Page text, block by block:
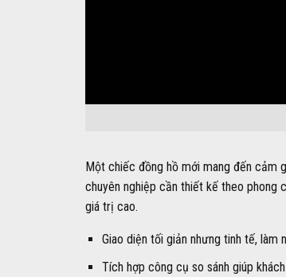
Một chiếc đồng hồ mới mang đến cảm
chuyên nghiệp cần thiết kế theo phong
giá trị cao.
Giao diện tối giản nhưng tinh tế,
Tích hợp công cụ so sánh giúp